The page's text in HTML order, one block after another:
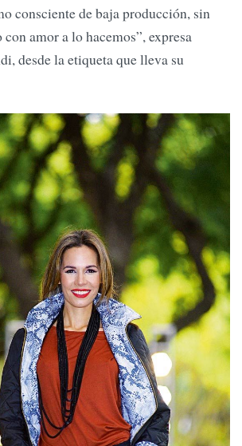
consciente de baja producción, sin
amor a lo hacemos”, expresa
desde la etiqueta que lleva su